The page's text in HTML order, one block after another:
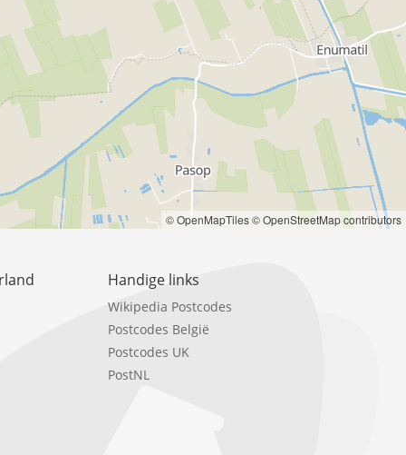
© OpenMapTiles© OpenStreetMap contributors
Handige links
Wikipedia Postcodes
Postcodes België
Postcodes UK
PostNL